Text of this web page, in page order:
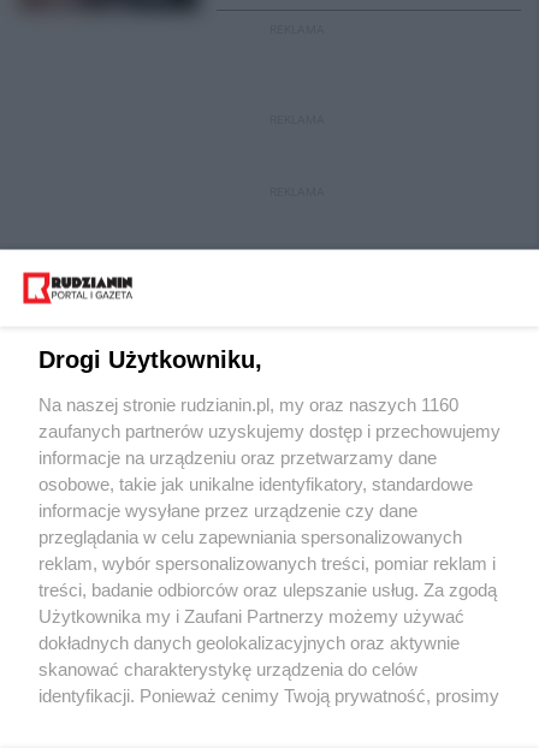
Wydawca mediów lokalnych
Nie zapomnij
zapoznać się z:
polityką prywatności regulamin korzystania z portali
Twojemiasto
Piekary Śląskie
Chorzów
Tarnowskie Góry
Skontakuj sięz nami
Kontakt
Wydawca
Redakcja
Drogi Użytkowniku,
Na naszej stronie rudzianin.pl, my oraz naszych 1160
zaufanych partnerów uzyskujemy dostęp i przechowujemy
informacje na urządzeniu oraz przetwarzamy dane
osobowe, takie jak unikalne identyfikatory, standardowe
informacje wysyłane przez urządzenie czy dane
przeglądania w celu zapewniania spersonalizowanych
reklam, wybór spersonalizowanych treści, pomiar reklam i
treści, badanie odbiorców oraz ulepszanie usług. Za zgodą
Użytkownika my i Zaufani Partnerzy możemy używać
dokładnych danych geolokalizacyjnych oraz aktywnie
skanować charakterystykę urządzenia do celów
identyfikacji. Ponieważ cenimy Twoją prywatność, prosimy